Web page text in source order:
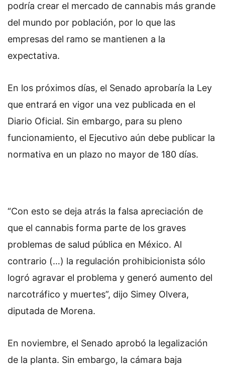
podría crear el mercado de cannabis más grande
del mundo por población, por lo que las
empresas del ramo se mantienen a la
expectativa.
En los próximos días, el Senado aprobaría la Ley
que entrará en vigor una vez publicada en el
Diario Oficial. Sin embargo, para su pleno
funcionamiento, el Ejecutivo aún debe publicar la
normativa en un plazo no mayor de 180 días.
“Con esto se deja atrás la falsa apreciación de
que el cannabis forma parte de los graves
problemas de salud pública en México. Al
contrario (…) la regulación prohibicionista sólo
logró agravar el problema y generó aumento del
narcotráfico y muertes”, dijo Simey Olvera,
diputada de Morena.
En noviembre, el Senado aprobó la legalización
de la planta. Sin embargo, la cámara baja